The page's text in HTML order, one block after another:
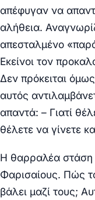
απέφυγαν να
αλήθεια.
απεσταλμένο
Εκείνοι τον
Δεν πρόκειται
αυτός
απαντά: – Γιατί
θέλετε να γίνετε
Η θαρραλέα στάση
Φαρισαίους. Πώς
βάλει μαζί τους;